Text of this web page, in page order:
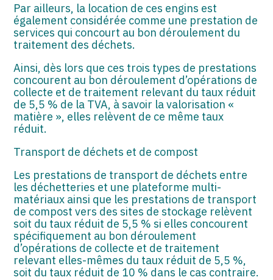
Par ailleurs, la location de ces engins est
également considérée comme une prestation de
services qui concourt au bon déroulement du
traitement des déchets.
Ainsi, dès lors que ces trois types de prestations
concourent au bon déroulement d’opérations de
collecte et de traitement relevant du taux réduit
de 5,5 % de la TVA, à savoir la valorisation «
matière », elles relèvent de ce même taux
réduit.
Transport de déchets et de compost
Les prestations de transport de déchets entre
les déchetteries et une plateforme multi-
matériaux ainsi que les prestations de transport
de compost vers des sites de stockage relèvent
soit du taux réduit de 5,5 % si elles concourent
spécifiquement au bon déroulement
d’opérations de collecte et de traitement
relevant elles-mêmes du taux réduit de 5,5 %,
soit du taux réduit de 10 % dans le cas contraire.